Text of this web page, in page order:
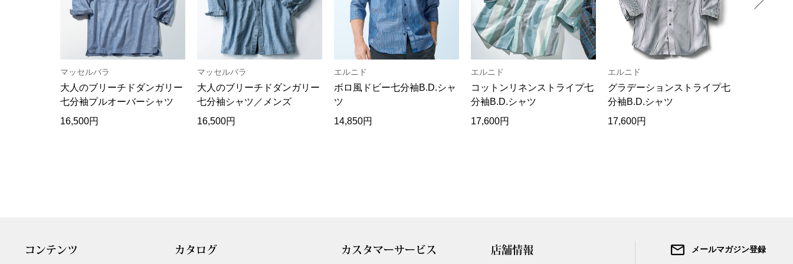
マッセルバラ
大人のブリーチドダンガリー
七分袖プルオーバーシャツ
16,500円
マッセルバラ
大人のブリーチドダンガリー
七分袖シャツ／メンズ
16,500円
エルニド
ボロ風ドビー七分袖B.D.シャ
ツ
14,850円
エルニド
コットンリネンストライプ七
分袖B.D.シャツ
17,600円
エルニド
グラデーションストライプ七
分袖B.D.シャツ
17,600円
コンテンツ カタログ カスタマーサービス 店舗情報 メールマガジン登録